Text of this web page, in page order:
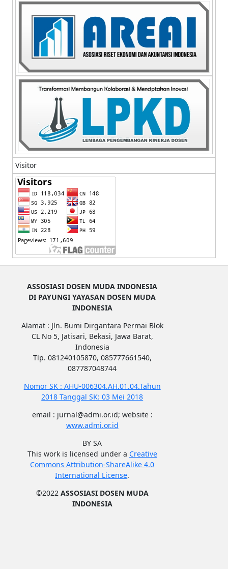
Visitor
ASSOSIASI DOSEN MUDA INDONESIA
DI PAYUNGI YAYASAN DOSEN MUDA
INDONESIA
Alamat : Jln. Bumi Dirgantara Permai Blok
CL No 5, Jatisari, Bekasi, Jawa Barat,
Indonesia
Tlp. 081240105870, 085777661540,
087787048744
Nomor SK : AHU-006304.AH.01.04.Tahun
2018 Tanggal SK: 03 Mei 2018
email : jurnal@admi.or.id; website :
www.admi.or.id
BY SA
This work is licensed under a Creative
Commons Attribution-ShareAlike 4.0
International License.
©2022 ASSOSIASI DOSEN MUDA
INDONESIA